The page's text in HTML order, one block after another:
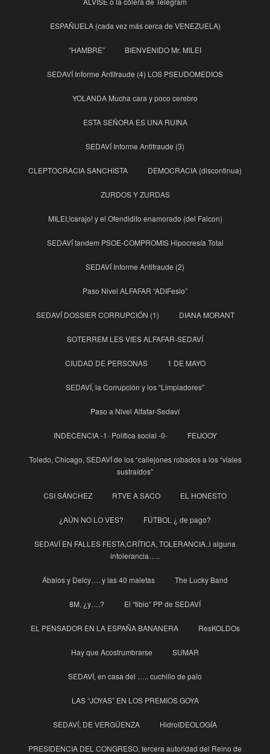
ESPAÑUELA (cada vez más cerca de VENEZUELA)
“HAMBRE” BIENVENIDO Mr. MILEI
SEDAVÍ Informe Antifraude (4) LOS PSEUDOMEDIOS
YOLANDA Mucha cara y poco cerebro
ESTA SEÑORA ES UNA RUINA
SEDAVÍ Informe Antifraude (3)
CLEPTOCRACIA SANCHISTA DEMOCRACIA (discontinua)
ZURDOS Y ZURDAS
MILEI,!carajo! y el Ofendidito enamorado (del Falcon)
SEDAVÍ tandem PSOE-COMPROMIS Hipocresía Total
SEDAVÍ Informe Antifraude (2)
Paso Nivel ALFAFAR “ADIFesio”
SEDAVÍ DOSSIER CORRUPCIÓN (1) DIANA MORANT
SOTERREM LES VIES ALFAFAR-SEDAVÍ
CIUDAD DE PERSONAS 1 DE MAYO
SEDAVÍ, la Corrupción y los “Limpiadores”
Paso a Nivel Alfafar-Sedaví
INDECENCIA -1- Política social -0- FEIJOOY
Toledo, Chicago, SEDAVÍ de los “callejones robados a los “viales
sustraídos”
CSI SÁNCHEZ RTVE A SACO EL HONESTO
¿AÚN NO LO VES? FÚTBOL ¿ de pago?
SEDAVÍ EN FALLES FESTA,CRÍTICA, TOLERANCIA..i alguna
intolerancia…..
Ábalos y Delcy…. y las 40 maletas The Lucky Band
8M, ¿y….? El “tibio” PP de SEDAVÍ
EL PENSADOR EN LA ESPAÑA BANANERA ResKOLDOs
Hay que Acostrumbrarse SUMAR
SEDAVÍ, en casa del ….. cuchillo de palo
LAS “JOYAS” EN LOS PREMIOS GOYA
SEDAVÍ, DE VERGÜENZA HidroIDEOLOGÍA
PRESIDENCIA DEL CONGRESO, tercera autoridad del Reino de